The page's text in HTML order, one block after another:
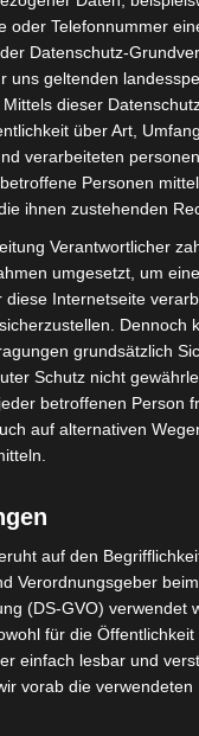
Unbezahlte Werbung
Ihr Lieben,
gefeiert
in den
besonderen
oder Telefonnummer
Datenschutz-
uns geltenden
dieser
über Art,
verarbeiteten
Personen
ihnen zustehenden
Verantwortlicher
umgesetzt, um
Internetseite
Dennoch
grundsätzlich
Schutz nicht
betroffenen Person
auf alternativen
auf den
Verordnungsgeber
(DS-GVO) verwendet
für die
einfach lesbar und
vorab die verwendeten